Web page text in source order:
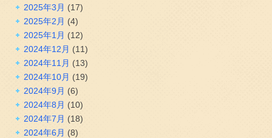
2025年3月 (17)
2025年2月 (4)
2025年1月 (12)
2024年12月 (11)
2024年11月 (13)
2024年10月 (19)
2024年9月 (6)
2024年8月 (10)
2024年7月 (18)
2024年6月 (8)